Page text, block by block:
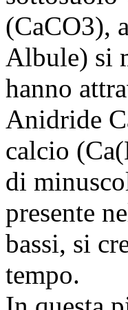
(CaCO3),
Albule) si
hanno
Anidride
calcio
di
presente
bassi, si
tempo.